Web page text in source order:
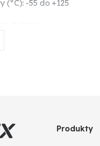
(°C): -55 do +125
Produkty